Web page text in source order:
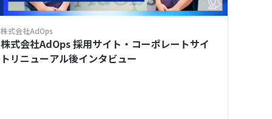
株式会社AdOps
株式会社AdOps 採用サイト・コーポレートサイ
トリニューアル後インタビュー